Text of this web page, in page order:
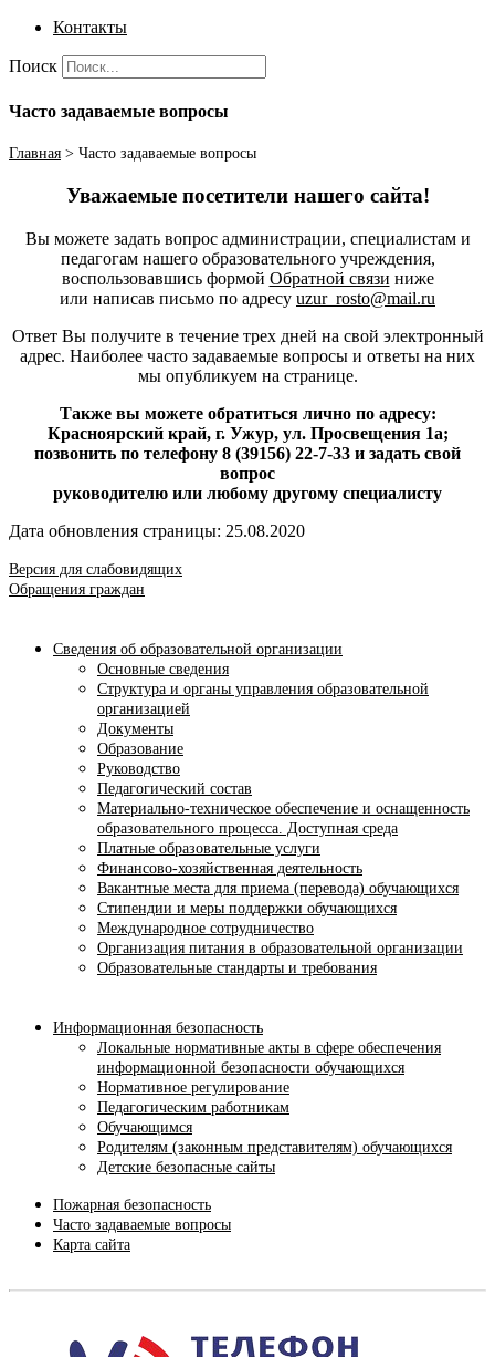
Контакты
Поиск
Часто задаваемые вопросы
Главная > Часто задаваемые вопросы
Уважаемые посетители нашего сайта!
Вы можете задать вопрос администрации, специалистам и
педагогам нашего образовательного учреждения,
воспользовавшись формой Обратной связи ниже
или написав письмо по адресу uzur_rosto@mail.ru
Ответ Вы получите в течение трех дней на свой электронный
адрес. Наиболее часто задаваемые вопросы и ответы на них
мы опубликуем на странице.
Также вы можете обратиться лично по адресу:
Красноярский край, г. Ужур, ул. Просвещения 1а;
позвонить по телефону 8 (39156) 22-7-33 и задать свой
вопрос
руководителю или любому другому специалисту
Дата обновления страницы: 25.08.2020
Версия для слабовидящих
Обращения граждан
Сведения об образовательной организации
Основные сведения
Структура и органы управления образовательной
организацией
Документы
Образование
Руководство
Педагогический состав
Материально-техническое обеспечение и оснащенность
образовательного процесса. Доступная среда
Платные образовательные услуги
Финансово-хозяйственная деятельность
Вакантные места для приема (перевода) обучающихся
Стипендии и меры поддержки обучающихся
Международное сотрудничество
Организация питания в образовательной организации
Образовательные стандарты и требования
Информационная безопасность
Локальные нормативные акты в сфере обеспечения
информационной безопасности обучающихся
Нормативное регулирование
Педагогическим работникам
Обучающимся
Родителям (законным представителям) обучающихся
Детские безопасные сайты
Пожарная безопасность
Часто задаваемые вопросы
Карта сайта